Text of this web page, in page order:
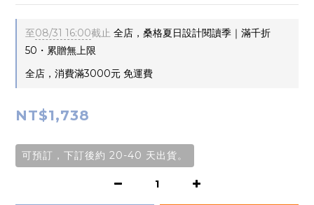
至08/31 16:00截止 全店，桑格夏日設計閱讀季｜滿千折
50・累贈無上限
全店，消費滿3000元 免運費
NT$1,738
可預訂，下訂後約 20-40 天出貨。